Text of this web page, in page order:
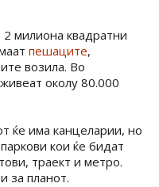
милиона квадратни
пешаците,
возила. Во
околу 80.000
ќе има канцеларии, но
кои ќе бидат
траект и метро.
за планот.